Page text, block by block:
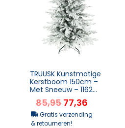
TRUUSK Kunstmatige
Kerstboom 150cm –
Met Sneeuw – 1162
Takken – Inklapbare
Metalen...
85,9577,36
Gratis verzending
& retourneren!